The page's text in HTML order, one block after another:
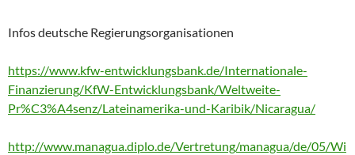
Infos deutsche Regierungsorganisationen
https://www.kfw-entwicklungsbank.de/Internationale-
Finanzierung/KfW-Entwicklungsbank/Weltweite-
Pr%C3%A4senz/Lateinamerika-und-Karibik/Nicaragua/
http://www.managua.diplo.de/Vertretung/managua/de/05/Wi